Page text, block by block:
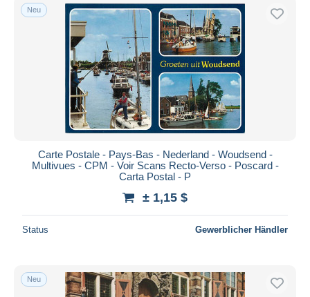
Neu
Carte Postale - Pays-Bas - Nederland - Woudsend -
Multivues - CPM - Voir Scans Recto-Verso - Poscard -
Carta Postal - P
± 1,15 $
Status Gewerblicher Händler
Neu